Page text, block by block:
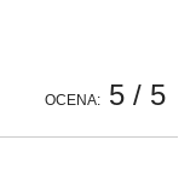
OCENA: 5 / 5